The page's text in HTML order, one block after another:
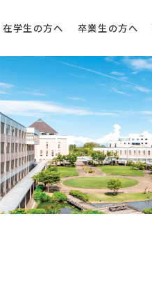
在学生の方へ 卒業生の方へ